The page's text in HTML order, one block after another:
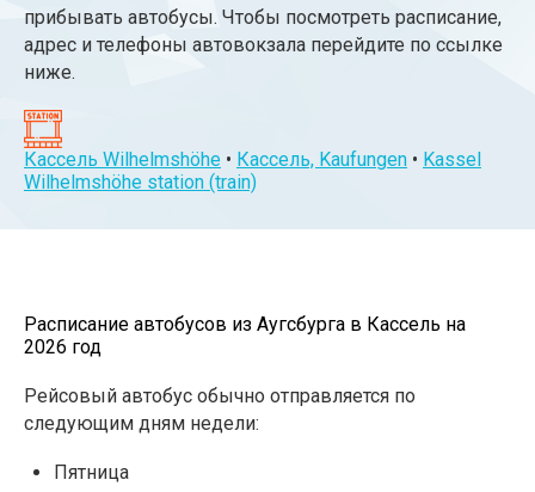
прибывать автобусы. Чтобы посмотреть расписание,
адрес и телефоны автовокзала перейдите по ссылке
ниже.
Кассель Wilhelmshöhe • Кассель, Kaufungen • Kassel
Wilhelmshöhe station (train)
Расписание автобусов из Аугсбурга в Кассель на
2026 год
Рейсовый автобус обычно отправляется по
следующим дням недели:
Пятница